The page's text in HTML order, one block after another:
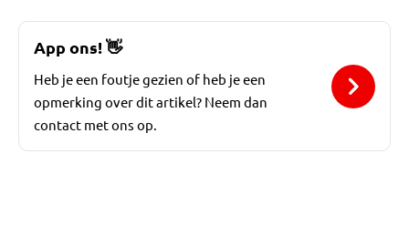
App ons!👋
Heb je een foutje gezien of heb je een
opmerking over dit artikel? Neem dan
contact met ons op.